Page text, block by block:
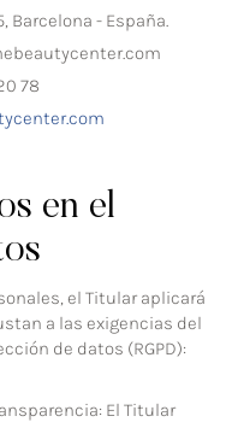
Barcelona - España.
78
en el
el Titular aplicará
a las exigencias del
de datos (RGPD):
El Titular